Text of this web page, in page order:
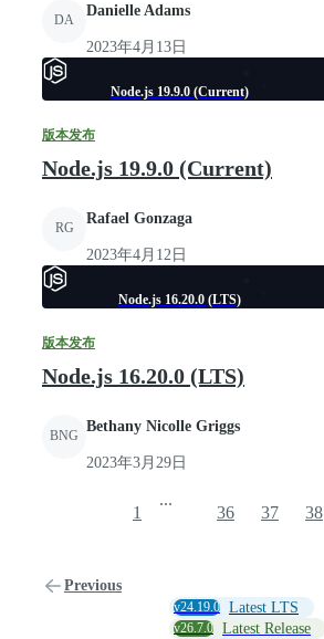
DA
Danielle Adams
2023年4月13日
Node.js 19.9.0 (Current)
版本发布
Node.js 19.9.0 (Current)
RG
Rafael Gonzaga
2023年4月12日
Node.js 16.20.0 (LTS)
版本发布
Node.js 16.20.0 (LTS)
BNG
Bethany Nicolle Griggs
2023年3月29日
Previous
1
...
36 37 38
v24.19.0 Latest LTS
v26.7.0 Latest Release